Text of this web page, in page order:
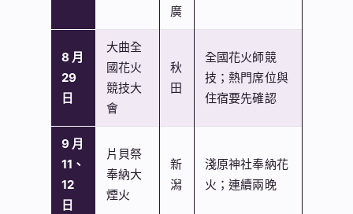
廣
8 月
29
日
大曲全
國花火
競技大
會
秋
田
全國花火師競
技；熱門席位與
住宿要先確認
9 月
11、
12
日
片貝祭
奉納大
煙火
新
潟
淺原神社奉納花
火；連續兩晚